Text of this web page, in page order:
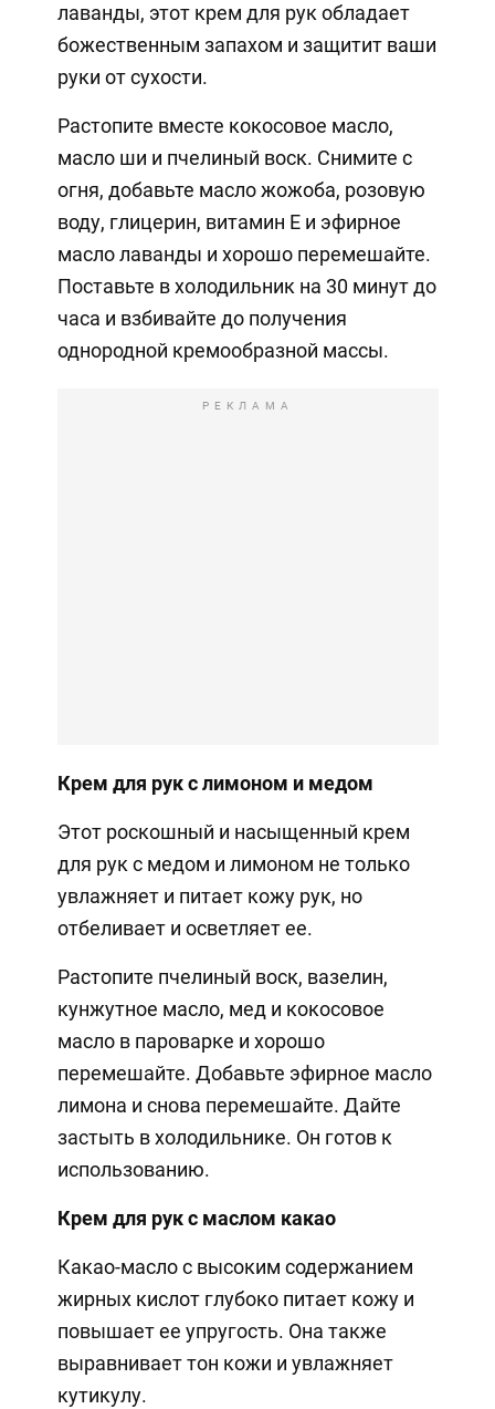
лаванды, этот крем для рук обладает
божественным запахом и защитит ваши
руки от сухости.
Растопите вместе кокосовое масло,
масло ши и пчелиный воск. Снимите с
огня, добавьте масло жожоба, розовую
воду, глицерин, витамин Е и эфирное
масло лаванды и хорошо перемешайте.
Поставьте в холодильник на 30 минут до
часа и взбивайте до получения
однородной кремообразной массы.
РЕКЛАМА
Крем для рук с лимоном и медом
Этот роскошный и насыщенный крем
для рук с медом и лимоном не только
увлажняет и питает кожу рук, но
отбеливает и осветляет ее.
Растопите пчелиный воск, вазелин,
кунжутное масло, мед и кокосовое
масло в пароварке и хорошо
перемешайте. Добавьте эфирное масло
лимона и снова перемешайте. Дайте
застыть в холодильнике. Он готов к
использованию.
Крем для рук с маслом какао
Какао-масло с высоким содержанием
жирных кислот глубоко питает кожу и
повышает ее упругость. Она также
выравнивает тон кожи и увлажняет
кутикулу.